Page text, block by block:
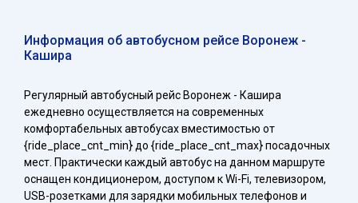
Информация об автобусном рейсе Воронеж -
Кашира
Регулярный автобусный рейс Воронеж - Кашира
ежедневно осуществляется на современных
комфортабельных автобусах вместимостью от
{ride_place_cnt_min} до {ride_place_cnt_max} посадочных
мест. Практически каждый автобус на данном маршруте
оснащен кондиционером, доступом к Wi-Fi, телевизором,
USB-розетками для зарядки мобильных телефонов и